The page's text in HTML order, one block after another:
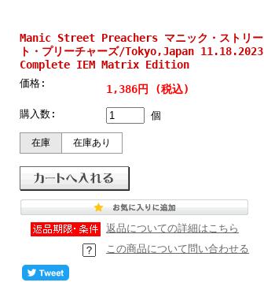
Manic Street Preachers マニック・ストリー
ト・プリーチャーズ/Tokyo,Japan 11.18.2023
Complete IEM Matrix Edition
価格: 1,386円 (税込)
購入数: 個
在庫 在庫あり
返品についての詳細はこちら
この商品について問い合わせる